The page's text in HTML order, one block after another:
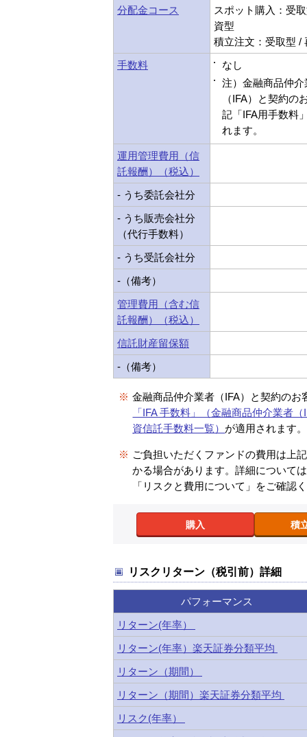
分配金コース
スポット購入：受
資型
積立注文：受取型 /
手数料
なし
注）金融商品仲介
（IFA）と契約の
記「IFA用手数料
れます。
運用管理費用（信
託報酬）（税込）
- うち委託会社分
- うち販売会社分
（代行手数料）
- うち受託会社分
-（備考）
管理費用（含む信
託報酬）（税込）
信託財産留保額
-（備考）
※ 金融商品仲介業者（IFA）と契約のお
「IFA 手数料」（金融商品仲介業者
資信託手数料一覧） が適用されます。
※ ご負担いただくファンドの費用は上
かる場合があります。詳細について
「リスクと費用について」をご確認
購入 積
リスクリターン（税引前）詳細
パフォーマンス
リターン(年率）
リターン(年率）楽天証券分類平均
リターン（期間）
リターン（期間）楽天証券分類平均
リスク(年率）